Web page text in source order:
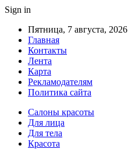
Sign in
Пятница, 7 августа, 2026
Главная
Контакты
Лента
Карта
Рекламодателям
Политика сайта
Салоны красоты
Для лица
Для тела
Красота